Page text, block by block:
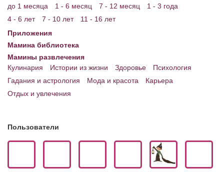
до 1 месяца
1 - 6 месяц 7 - 12 месяц
1 - 3 года
4 - 6 лет
7 - 10 лет
11 - 16 лет
Приложения
Мамина библиотека
Мамины развлечения
Кулинария
Истории из жизни Здоровье
Психология
Гадания и астрология
Мода и красота
Карьера
Отдых и увлечения
Пользователи